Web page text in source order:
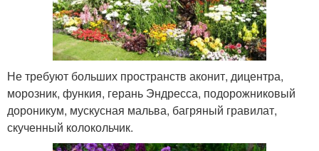
Не требуют больших пространств аконит, дицентра,
морозник, функия, герань Эндресса, подорожниковый
дороникум, мускусная мальва, багряный гравилат,
скученный колокольчик.